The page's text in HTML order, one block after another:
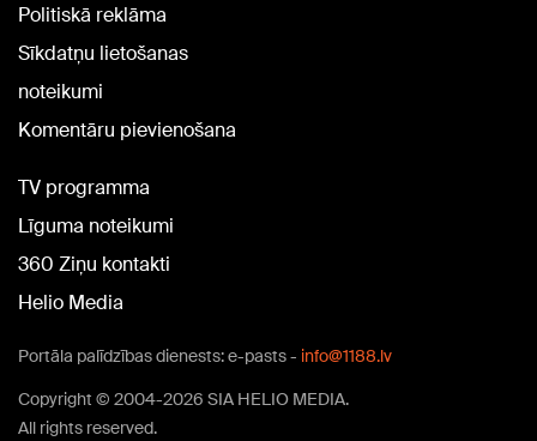
Politiskā reklāma
Sīkdatņu lietošanas
noteikumi
Komentāru pievienošana
TV programma
Līguma noteikumi
360 Ziņu kontakti
Helio Media
Portāla palīdzības dienests: e-pasts - info@1188.lv
Copyright © 2004-2026 SIA HELIO MEDIA.
All rights reserved.